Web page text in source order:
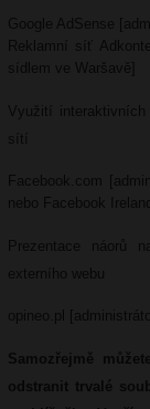
Google AdSense
Reklamní síť
sídlem ve Waršavě]
Využití
sítí
Facebook.com
nebo Facebook
Prezentace náorů
externího webu
opineo.pl
Samozřejmě
odstranit trvalé